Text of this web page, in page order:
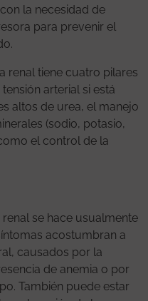
la necesidad de
para prevenir el
renal tiene cuatro pilares
arterial si está
altos de urea, el manejo
(sodio, potasio,
el control de la
se hace usualmente
acostumbran a
causados por la
de anemia o por
También puede estar